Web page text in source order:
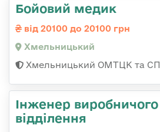
Бойовий медик
від 20100 до 20100 грн
Хмельницький
Хмельницький ОМТЦК та СП
Інженер виробничого
відділення